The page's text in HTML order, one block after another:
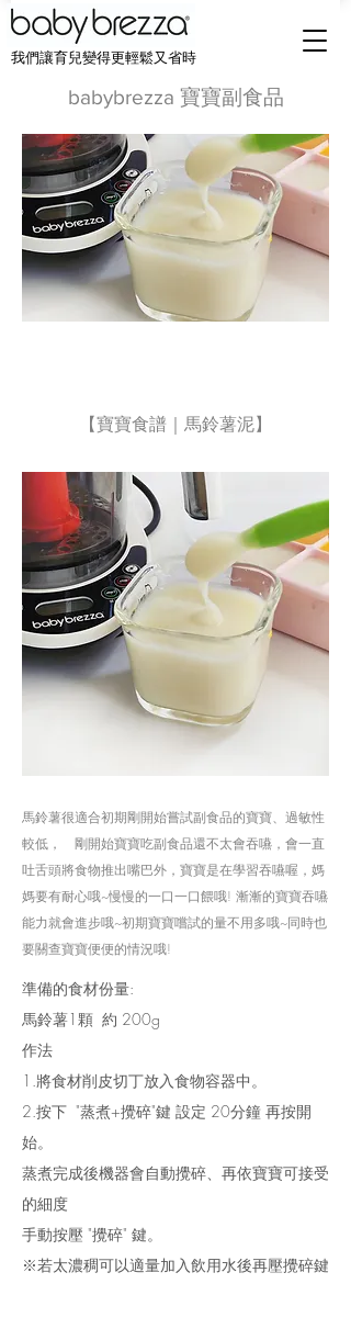
我們讓育兒變得更輕鬆又省時
babybrezza 寶寶副食品
馬鈴薯很適合初期剛開始嘗試副食品的寶寶、過敏性
較低， 剛開始寶寶吃副食品還不太會吞嚥，會一直
吐舌頭將食物推出嘴巴外，寶寶是在學習吞嚥喔，媽
媽要有耐心哦~慢慢的一口一口餵哦! 漸漸的寶寶吞嚥
能力就會進步哦~初期寶寶嚐試的量不用多哦~同時也
要關查寶寶便便的情況哦!
準備的食材份量:
馬鈴薯1顆 約 200g
作法
1.將食材削皮切丁放入食物容器中。
2.按下 "蒸煮+攪碎"鍵 設定 20分鐘 再按開
始。
蒸煮完成後機器會自動攪碎、再依寶寶可接受
的細度
​手動按壓 "攪碎" 鍵。
※若太濃稠可以適量加入飲用水後再壓攪碎鍵
【寶寶食譜｜馬鈴薯泥】